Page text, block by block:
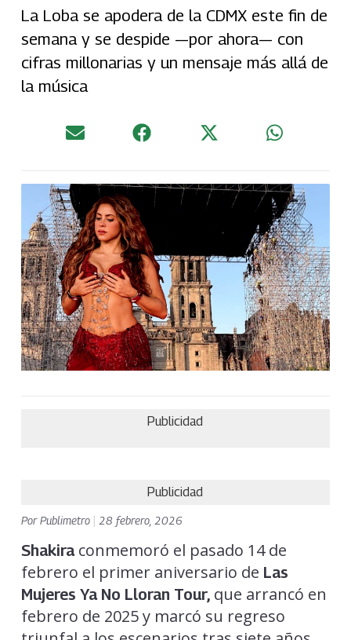
La Loba se apodera de la CDMX este fin de
semana y se despide —por ahora— con
cifras millonarias y un mensaje más allá de
la música
Publicidad
Publicidad
PorPublimetro 28 febrero, 2026
Shakiraconmemoró el pasado 14 de
febrero el primer aniversario de Las
Mujeres Ya No Lloran Tour,que arrancó en
febrero de 2025 y marcó su regreso